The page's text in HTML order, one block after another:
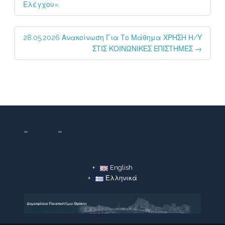
Ελέγχου»
28.05.2026 Ανακοίνωση Για Το Μάθημα ΧΡΗΣΗ Η/Υ
ΣΤΙΣ ΚΟΙΝΩΝΙΚΕΣ ΕΠΙΣΤΗΜΕΣ →
English
Ελληνικά